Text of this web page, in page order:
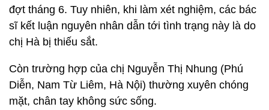
đợt tháng 6. Tuy nhiên, khi làm xét nghiệm, các bác
sĩ kết luận nguyên nhân dẫn tới tình trạng này là do
chị Hà bị thiếu sắt.
Còn trường hợp của chị Nguyễn Thị Nhung (Phú
Diễn, Nam Từ Liêm, Hà Nội) thường xuyên chóng
mặt, chân tay không sức sống.